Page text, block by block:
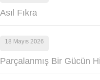
Asıl Fıkra
18 Mayıs 2026
Parçalanmış Bir Gücün